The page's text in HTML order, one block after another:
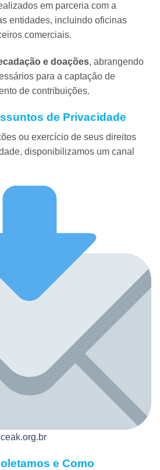
em parceria com a
entidades, incluindo oficinas
comerciais.
e doações, abrangendo
para a captação de
de contribuições.
de Privacidade
ou exercício de seus direitos
disponibilizamos um canal
e Como